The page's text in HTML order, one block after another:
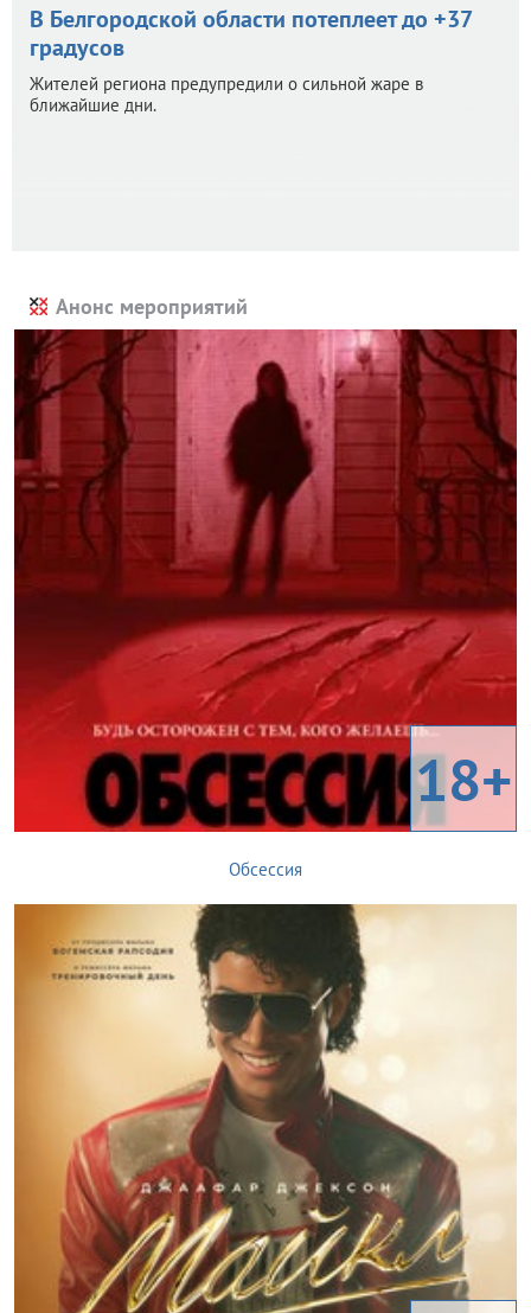
В Белгородской области потеплеет до +37
градусов
Жителей региона предупредили о сильной жаре в
ближайшие дни.
Анонс мероприятий
18+
Обсессия